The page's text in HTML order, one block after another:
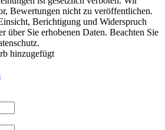
Bewertungen nicht zu veröffentlichen.
Berichtigung und Widerspruch
über Sie erhobenen Daten. Beachten Sie
hinzugefügt